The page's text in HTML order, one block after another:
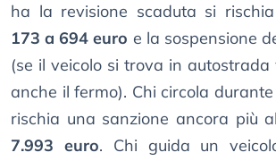
ha la revisione scaduta si
173 a 694 euro e la sospensione
(se il veicolo si trova in
anche il fermo). Chi circola
rischia una sanzione ancora più
7.993 euro. Chi guida un